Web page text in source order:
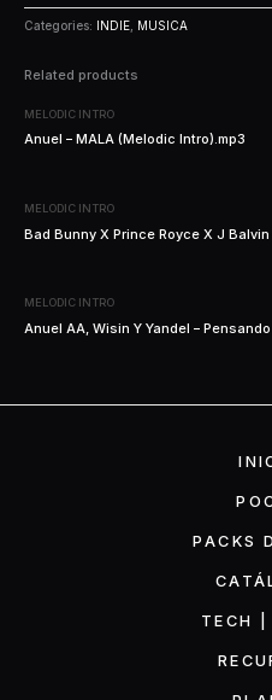
Categories: INDIE MUSICA
Related products
MELODIC INTRO
Anuel – MALA (Melodic Intro).mp3
MELODIC INTRO
Bad Bunny X Prince Royce X J
MELODIC INTRO
Anuel AA, Wisin Y Yandel –
PACKS
TECH |